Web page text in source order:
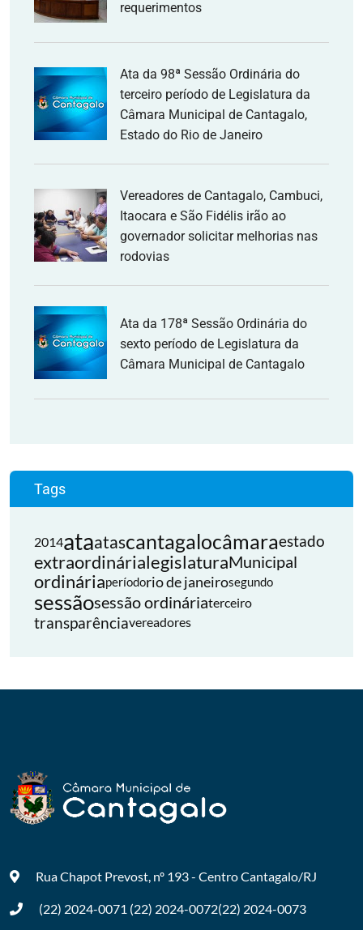
requerimentos
Ata da 98ª Sessão Ordinária do
terceiro período de Legislatura da
Câmara Municipal de Cantagalo,
Estado do Rio de Janeiro
Vereadores de Cantagalo, Cambuci,
Itaocara e São Fidélis irão ao
governador solicitar melhorias nas
rodovias
Ata da 178ª Sessão Ordinária do
sexto período de Legislatura da
Câmara Municipal de Cantagalo
Tags
2014ataatascantagalocâmaraestado
extraordinárialegislaturaMunicipal
ordináriaperíodorio de janeirosegundo
sessãosessão ordináriaterceiro
transparênciavereadores
Rua Chapot Prevost, nº 193 - CentroCantagalo/RJ
(22) 2024-0071 (22) 2024-0072(22) 2024-0073